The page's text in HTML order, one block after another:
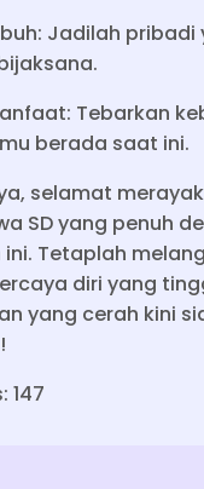
Jadilah pribadi
Tebarkan
berada saat ini.
selamat
SD yang penuh
Tetaplah
diri yang
yang cerah kini
147